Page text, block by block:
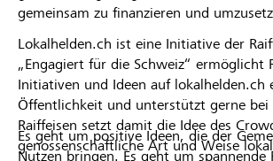
gemeinsam zu finanzieren und
Lokalhelden.ch ist eine Initiative der
„Engagiert für die Schweiz“ ermöglicht
Initiativen und Ideen auf lokalhelden.ch
Öffentlichkeit und unterstützt gerne bei
Raiffeisen setzt damit die Idee des
genossenschaftliche Art und Weise
Es geht um positive Ideen, die der
Nutzen bringen. Es geht um spannende